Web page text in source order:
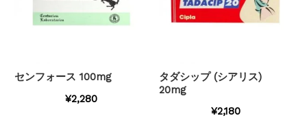
センフォース 100mg
¥2,280
タダシップ (シアリス)
20mg
¥2,180